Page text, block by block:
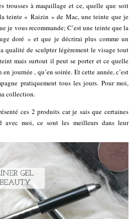
trousses à maquillage et ce, quelle que soit
teinte « Raizin » de Mac, une teinte que je
je vous recommande; C’est une teinte que la
doré » et que je décrirai plus comme un
qualité de sculpter légèrement le visage tout
mais surtout il peut se porter et ce quelle
journée , qu’en soirée. Et cette année, c’est
pratiquement tous les jours. Pour moi,
collection.
ces 2 produits car je sais que certaines
avec moi, ce sont les meilleurs dans leur